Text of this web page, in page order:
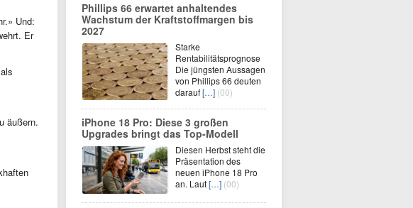
Und:
Er
äußern.
Phillips 66 erwartet anhaltendes
Wachstum der Kraftstoffmargen bis
2027
Starke
Rentabilitätsprognose
Die jüngsten Aussagen
von Phillips 66 deuten
darauf[…] (00)
iPhone 18 Pro: Diese 3 großen
Upgrades bringt das Top-Modell
Diesen Herbst steht die
Präsentation des
neuen iPhone 18 Pro
an. Laut[…] (00)